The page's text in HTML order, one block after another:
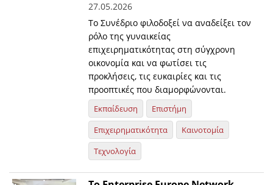
27.05.2026
Το Συνέδριο φιλοδοξεί να αναδείξει τον
ρόλο της γυναικείας
επιχειρηματικότητας στη σύγχρονη
οικονομία και να φωτίσει τις
προκλήσεις, τις ευκαιρίες και τις
προοπτικές που διαμορφώνονται.
Εκπαίδευση
Επιστήμη
Επιχειρηματικότητα
Καινοτομία
Τεχνολογία